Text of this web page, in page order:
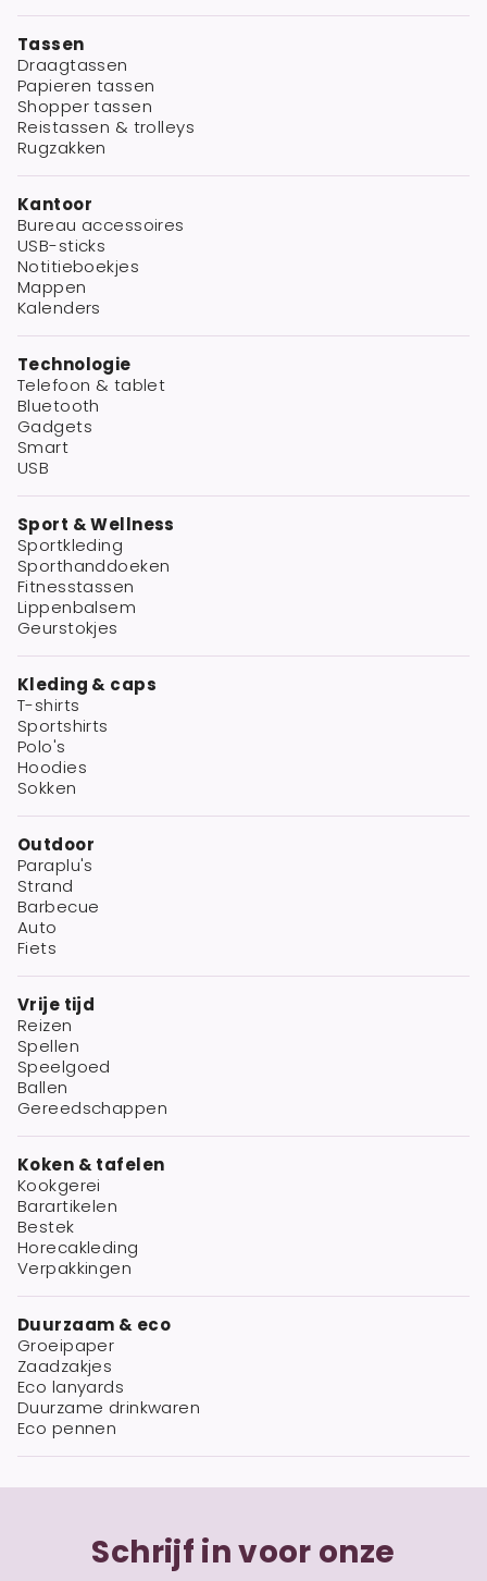
Tassen
Draagtassen
Papieren tassen
Shopper tassen
Reistassen & trolleys
Rugzakken
Kantoor
Bureau accessoires
USB-sticks
Notitieboekjes
Mappen
Kalenders
Technologie
Telefoon & tablet
Bluetooth
Gadgets
Smart
USB
Sport & Wellness
Sportkleding
Sporthanddoeken
Fitnesstassen
Lippenbalsem
Geurstokjes
Kleding & caps
T-shirts
Sportshirts
Polo's
Hoodies
Sokken
Outdoor
Paraplu's
Strand
Barbecue
Auto
Fiets
Vrije tijd
Reizen
Spellen
Speelgoed
Ballen
Gereedschappen
Koken & tafelen
Kookgerei
Barartikelen
Bestek
Horecakleding
Verpakkingen
Duurzaam & eco
Groeipaper
Zaadzakjes
Eco lanyards
Duurzame drinkwaren
Eco pennen
Schrijf in voor onze